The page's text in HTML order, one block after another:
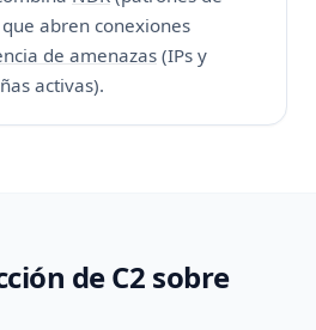
abren conexiones
de amenazas (IPs y
activas).
de C2 sobre